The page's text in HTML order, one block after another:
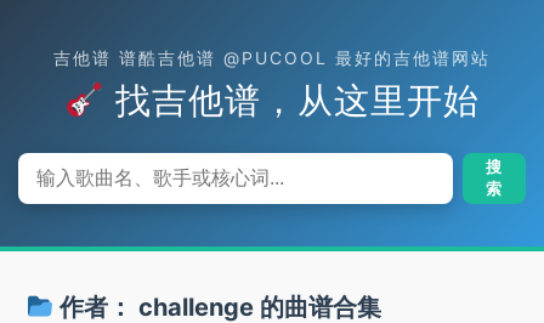
吉他谱 谱酷吉他谱 @PUCOOL 最好的吉他谱网站
找吉他谱，从这里开始
搜
索
作者： challenge的曲谱合集